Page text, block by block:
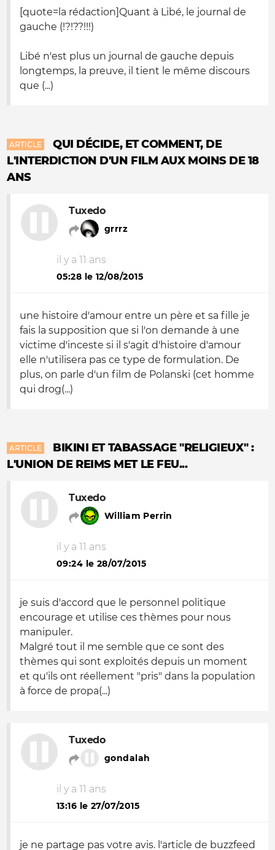
[quote=la rédaction]Quant à Libé, le journal de
gauche (!?!??!!!)
Libé n'est plus un journal de gauche depuis
longtemps, la preuve, il tient le même discours
que (...)
ARTICLE
QUI DÉCIDE, ET COMMENT, DE
L'INTERDICTION D'UN FILM AUX MOINS DE 18
ANS
Tuxedo
grrrz
il y a 11 ans
05:28 le 12/08/2015
une histoire d'amour entre un père et sa fille je
fais la supposition que si l'on demande à une
victime d'inceste si il s'agit d'histoire d'amour
elle n'utilisera pas ce type de formulation. De
plus, on parle d'un film de Polanski (cet homme
qui drog(...)
ARTICLE
BIKINI ET TABASSAGE "RELIGIEUX" :
L'UNION DE REIMS MET LE FEU...
Tuxedo
William Perrin
il y a 11 ans
09:24 le 28/07/2015
je suis d'accord que le personnel politique
encourage et utilise ces thèmes pour nous
manipuler.
Malgré tout il me semble que ce sont des
thèmes qui sont exploités depuis un moment
et qu'ils ont réellement "pris" dans la population
à force de propa(...)
Tuxedo
gondalah
il y a 11 ans
13:16 le 27/07/2015
je ne partage pas votre avis. l'article de buzzfeed